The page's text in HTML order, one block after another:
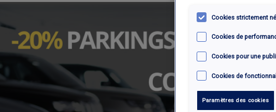
Cookies strictement
Cookies de
Cookies pour une
Cookies de
Paramètres des cookies